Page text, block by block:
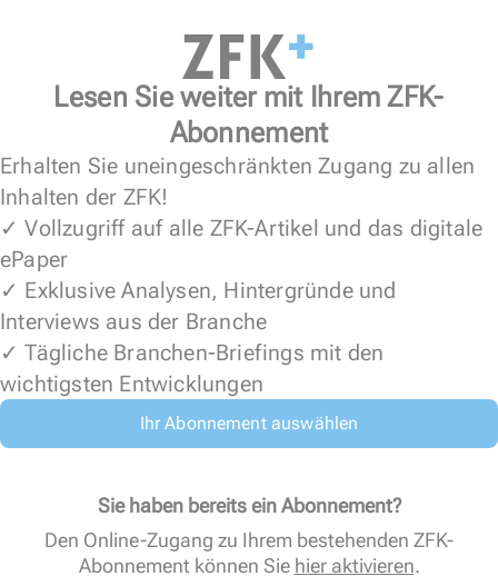
Lesen Sie weiter mit Ihrem ZFK-
Abonnement
Erhalten Sie uneingeschränkten Zugang zu allen
Inhalten der ZFK!
✓ Vollzugriff auf alle ZFK-Artikel und das digitale
ePaper
✓ Exklusive Analysen, Hintergründe und
Interviews aus der Branche
✓ Tägliche Branchen-Briefings mit den
wichtigsten Entwicklungen
Ihr Abonnement auswählen
Sie haben bereits ein Abonnement?
Den Online-Zugang zu Ihrem bestehenden ZFK-
Abonnement können Sie hier aktivieren.